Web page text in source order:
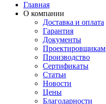
Главная
О компании
Доставка и оплата
Гарантия
Документы
Проектировщикам
Производство
Сертификаты
Статьи
Новости
Цены
Благодарности